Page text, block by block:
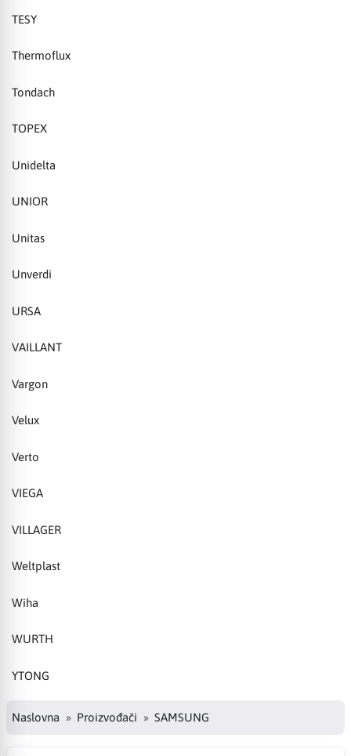
TESY
Thermoflux
Tondach
TOPEX
Unidelta
UNIOR
Unitas
Unverdi
URSA
VAILLANT
Vargon
Velux
Verto
VIEGA
VILLAGER
Weltplast
Wiha
WURTH
YTONG
Naslovna Proizvođači SAMSUNG